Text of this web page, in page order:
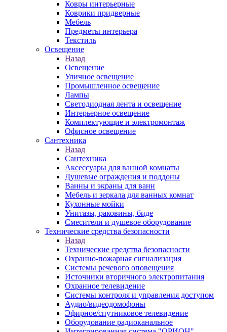
Ковры интерьерные
Коврики придверные
Мебель
Предметы интерьера
Текстиль
Освещение
Назад
Освещение
Уличное освещение
Промышленное освещение
Лампы
Светодиодная лента и освещение
Интерьерное освещение
Комплектующие и электромонтаж
Офисное освещение
Сантехника
Назад
Сантехника
Аксессуары для ванной комнаты
Душевые ограждения и поддоны
Ванны и экраны для ванн
Мебель и зеркала для ванных комнат
Кухонные мойки
Унитазы, раковины, биде
Смесители и душевое оборудование
Технические средства безопасности
Назад
Технические средства безопасности
Охранно-пожарная сигнализация
Системы речевого оповещения
Источники вторичного электропитания
Охранное телевидение
Системы контроля и управления доступом
Аудио/видеодомофоны
Эфирное/спутниковое телевидение
Оборудование радиоканальное